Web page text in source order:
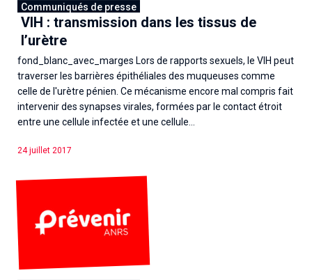
Communiqués de presse
VIH : transmission dans les tissus de
l’urètre
fond_blanc_avec_marges Lors de rapports sexuels, le VIH peut
traverser les barrières épithéliales des muqueuses comme
celle de l'urètre pénien. Ce mécanisme encore mal compris fait
intervenir des synapses virales, formées par le contact étroit
entre une cellule infectée et une cellule...
24 juillet 2017